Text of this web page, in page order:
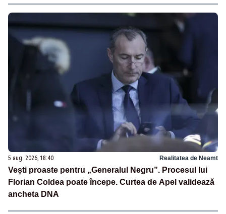
5 aug. 2026, 18:40 Realitatea de Neamt
Vești proaste pentru „Generalul Negru”. Procesul lui
Florian Coldea poate începe. Curtea de Apel validează
ancheta DNA